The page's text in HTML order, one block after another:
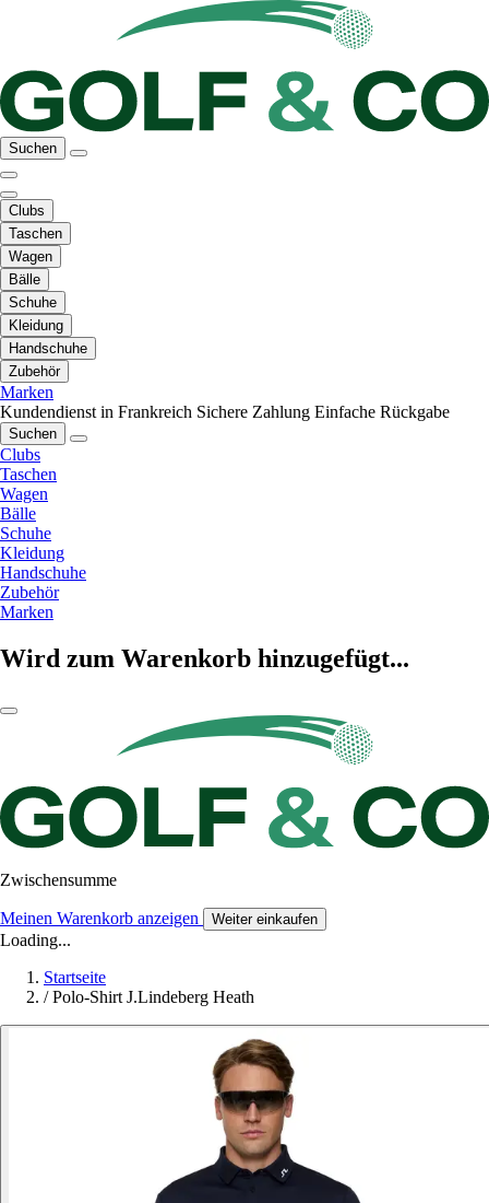
Suchen
Clubs
Taschen
Wagen
Bälle
Schuhe
Kleidung
Handschuhe
Zubehör
Marken
Kundendienst in Frankreich Sichere Zahlung Einfache Rückgabe
Suchen
Clubs
Taschen
Wagen
Bälle
Schuhe
Kleidung
Handschuhe
Zubehör
Marken
Wird zum Warenkorb hinzugefügt...
Zwischensumme
Meinen Warenkorb anzeigen Weiter einkaufen
Loading...
Startseite
/ Polo-Shirt J.Lindeberg Heath